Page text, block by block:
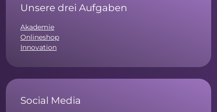
Unsere drei Aufgaben
Akademie
Onlineshop
Innovation
Social Media